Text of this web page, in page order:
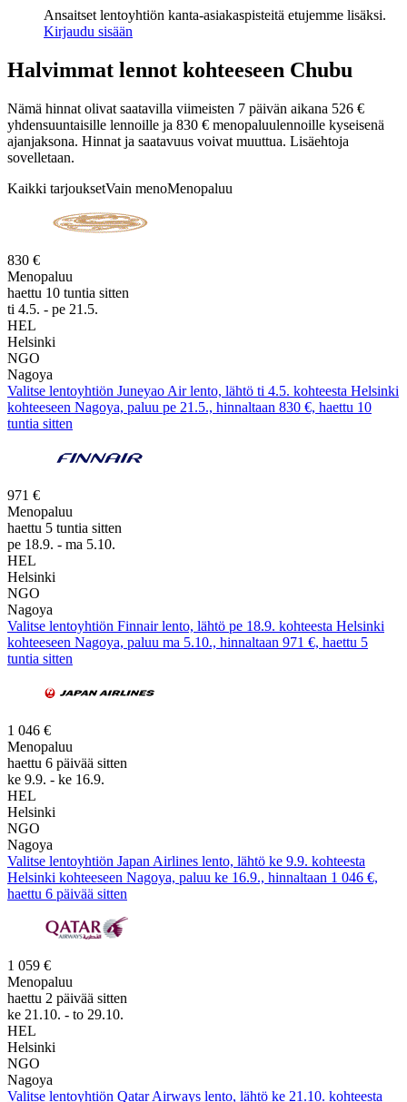
Ansaitset lentoyhtiön kanta-asiakaspisteitä etujemme lisäksi.
Kirjaudu sisään
Halvimmat lennot kohteeseen Chubu
Nämä hinnat olivat saatavilla viimeisten 7 päivän aikana 526 €
yhdensuuntaisille lennoille ja 830 € menopaluulennoille kyseisenä
ajanjaksona. Hinnat ja saatavuus voivat muuttua. Lisäehtoja
sovelletaan.
Kaikki tarjouksetVain menoMenopaluu
830 €
Menopaluu
haettu 10 tuntia sitten
ti 4.5. - pe 21.5.
HEL
Helsinki
NGO
Nagoya
Valitse lentoyhtiön Juneyao Air lento, lähtö ti 4.5. kohteesta Helsinki
kohteeseen Nagoya, paluu pe 21.5., hinnaltaan 830 €, haettu 10
tuntia sitten
971 €
Menopaluu
haettu 5 tuntia sitten
pe 18.9. - ma 5.10.
HEL
Helsinki
NGO
Nagoya
Valitse lentoyhtiön Finnair lento, lähtö pe 18.9. kohteesta Helsinki
kohteeseen Nagoya, paluu ma 5.10., hinnaltaan 971 €, haettu 5
tuntia sitten
1 046 €
Menopaluu
haettu 6 päivää sitten
ke 9.9. - ke 16.9.
HEL
Helsinki
NGO
Nagoya
Valitse lentoyhtiön Japan Airlines lento, lähtö ke 9.9. kohteesta
Helsinki kohteeseen Nagoya, paluu ke 16.9., hinnaltaan 1 046 €,
haettu 6 päivää sitten
1 059 €
Menopaluu
haettu 2 päivää sitten
ke 21.10. - to 29.10.
HEL
Helsinki
NGO
Nagoya
Valitse lentoyhtiön Qatar Airways lento, lähtö ke 21.10. kohteesta